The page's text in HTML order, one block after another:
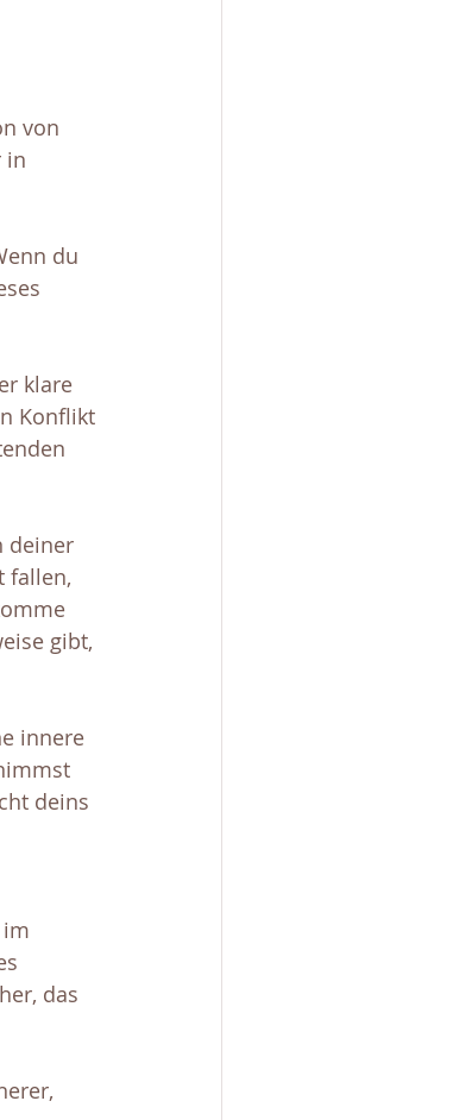
von
in
du
klare
Konflikt
deiner
fallen,
gibt,
innere
deins
das